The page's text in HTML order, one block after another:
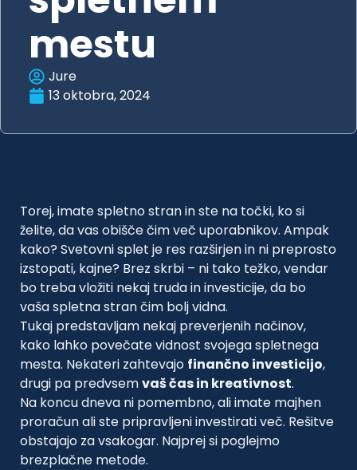
mestu
Jure
13 oktobra, 2024
Torej, imate spletno stran in ste na točki, ko si
želite, da vas obišče čim več uporabnikov. Ampak
kako? Svetovni splet je res razširjen in ni preprosto
izstopati, kajne? Brez skrbi – ni tako težko, vendar
bo treba vložiti nekaj truda in investicije, da bo
vaša spletna stran čim bolj vidna.
Tukaj predstavljam nekaj preverjenih načinov,
kako lahko povečate vidnost svojega spletnega
mesta. Nekateri zahtevajo finančno investicijo,
drugi pa predvsemvaš čas in kreativnost.
Na koncu dneva ni pomembno, ali imate majhen
proračun ali ste pripravljeni investirati več. Rešitve
obstajajo za vsakogar. Najprej si poglejmo
brezplačne metode.